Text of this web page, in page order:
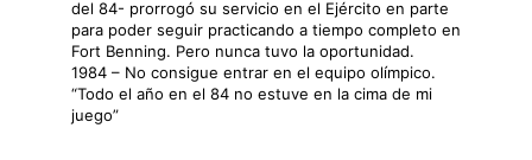
del 84- prorrogó su servicio en el Ejército en parte
para poder seguir practicando a tiempo completo en
Fort Benning. Pero nunca tuvo la oportunidad.
1984 – No consigue entrar en el equipo olímpico.
“Todo el año en el 84 no estuve en la cima de mi
juego”